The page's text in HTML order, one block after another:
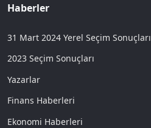
Haberler
31 Mart 2024 Yerel Seçim Sonuçları
2023 Seçim Sonuçları
Yazarlar
Finans Haberleri
Ekonomi Haberleri